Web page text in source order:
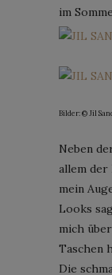
im
Bilder: © Jil
Neben
allem der
mein
Looks
mich
Taschen
Die